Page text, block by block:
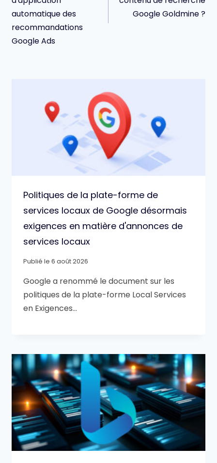
automatique des
recommandations
Google Ads
Google Goldmine ?
Politiques de la plate-forme de
services locaux de Google désormais
exigences en matière d'annonces de
services locaux
Publié le 6 août 2026
Google a renommé le document sur les
politiques de la plate-forme Local Services
en Exigences…